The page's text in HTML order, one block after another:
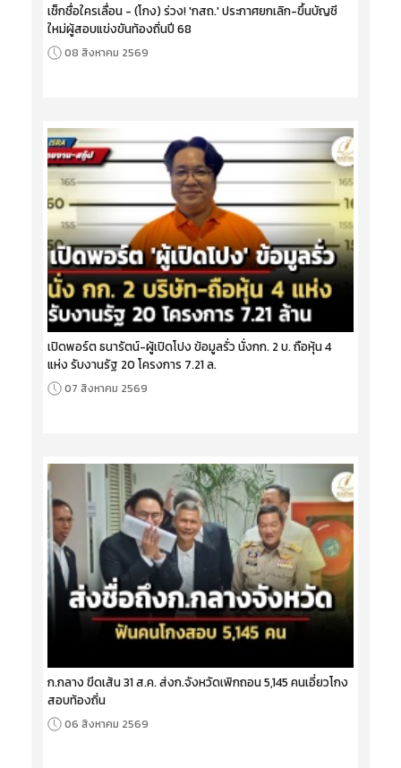
เช็กชื่อใครเลื่อน - (โกง) ร่วง! 'กสถ.' ประกาศยกเลิก-ขึ้นบัญชี
ใหม่ผู้สอบแข่งขันท้องถิ่นปี 68
08 สิงหาคม 2569
เปิดพอร์ต ธนารัตน์-ผู้เปิดโปง ข้อมูลรั่ว นั่งกก. 2 บ. ถือหุ้น 4
แห่ง รับงานรัฐ 20 โครงการ 7.21 ล.
07 สิงหาคม 2569
ก.กลาง ขีดเส้น 31 ส.ค. ส่งก.จังหวัดเพิกถอน 5,145 คนเอี่ยวโกง
สอบท้องถิ่น
06 สิงหาคม 2569